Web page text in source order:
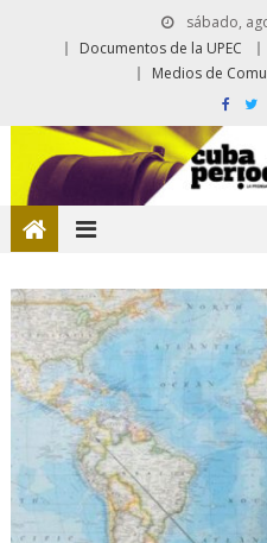
sábado,
Documentos de la UPEC
Medios de